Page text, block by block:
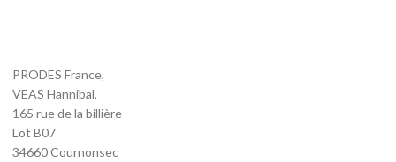
PRODES France,
VEAS Hannibal,
165 rue de la billière
Lot B07
34660 Cournonsec